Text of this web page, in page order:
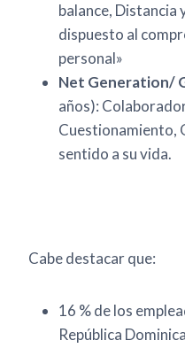
balance, Distancia
dispuesto al
personal»
Net Generation/
años):
Cuestionamiento,
sentido a su vida.
Cabe destacar que:
16 % de los
República